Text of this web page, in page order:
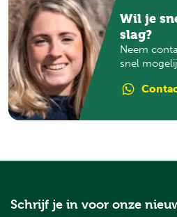
Wil je
slag?
Neem
snel
Schrijf je in voor onze